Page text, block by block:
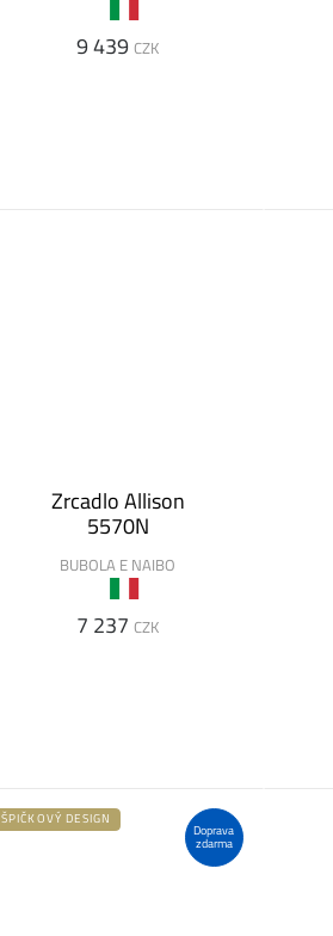
9 439 CZK
Zrcadlo Allison
5570N
BUBOLA E NAIBO
7 237 CZK
Doprava
zdarma
ŠPIČKOVÝ DESIGN